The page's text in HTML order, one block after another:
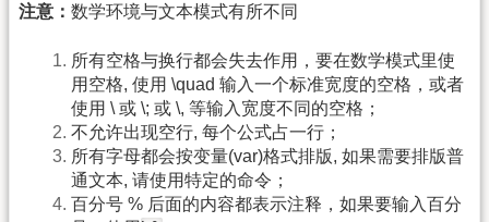
注意： 数学环境与文本模式有所不同
所有空格与换行都会失去作用，要在数学模式里使
用空格, 使用 \quad 输入一个标准宽度的空格，或者
使用 \ 或 \; 或 \, 等输入宽度不同的空格；
不允许出现空行, 每个公式占一行；
所有字母都会按变量(var)格式排版, 如果需要排版普
通文本, 请使用特定的命令；
百分号 % 后面的内容都表示注释，如果要输入百分